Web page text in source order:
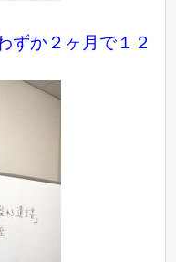
ずか２ヶ月で１２